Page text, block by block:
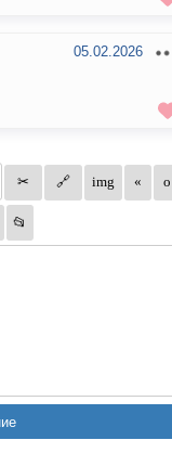
05.02.2026